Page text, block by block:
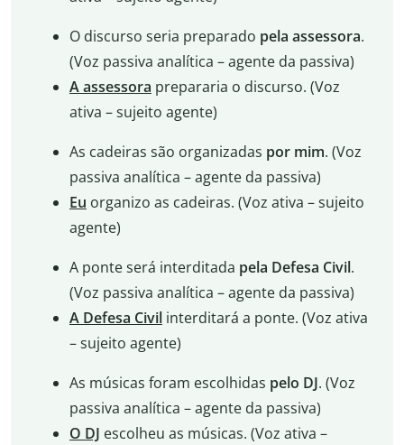
O discurso seria preparado pela assessora.
(Voz passiva analítica – agente da passiva)
A assessora prepararia o discurso. (Voz
ativa – sujeito agente)
As cadeiras são organizadas por mim. (Voz
passiva analítica – agente da passiva)
Eu organizo as cadeiras. (Voz ativa – sujeito
agente)
A ponte será interditada pela Defesa Civil.
(Voz passiva analítica – agente da passiva)
A Defesa Civilinterditará a ponte. (Voz ativa
– sujeito agente)
As músicas foram escolhidas pelo DJ. (Voz
passiva analítica – agente da passiva)
O DJ escolheu as músicas. (Voz ativa –